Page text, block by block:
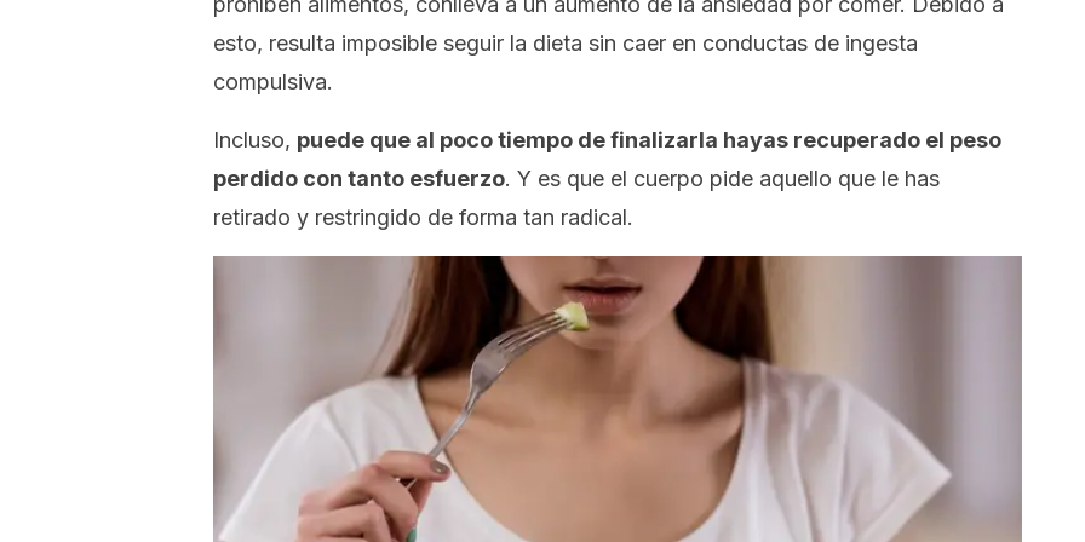
esto, resulta imposible seguir la dieta sin caer en conductas de ingesta
compulsiva.
Incluso, puede que al poco tiempo de finalizarla hayas recuperado el peso
perdido con tanto esfuerzo. Y es que el cuerpo pide aquello que le has
retirado y restringido de forma tan radical.